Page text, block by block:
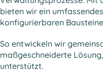
bieten wir ein
konfigurierbaren
So entwickeln wir
maßgeschneiderte
unterstützt.